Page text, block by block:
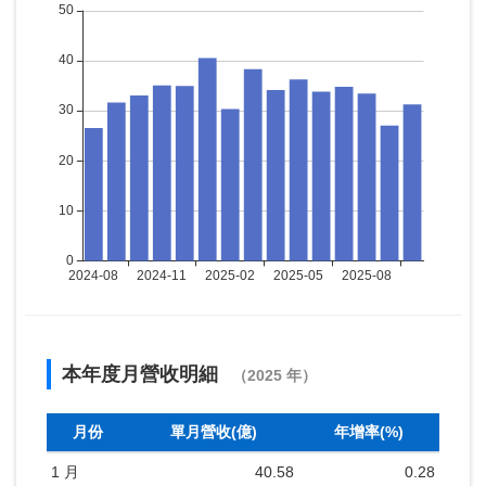
本年度月營收明細 （2025 年）
月份 單月營收(億) 年增率(%)
1 月 40.58 0.28